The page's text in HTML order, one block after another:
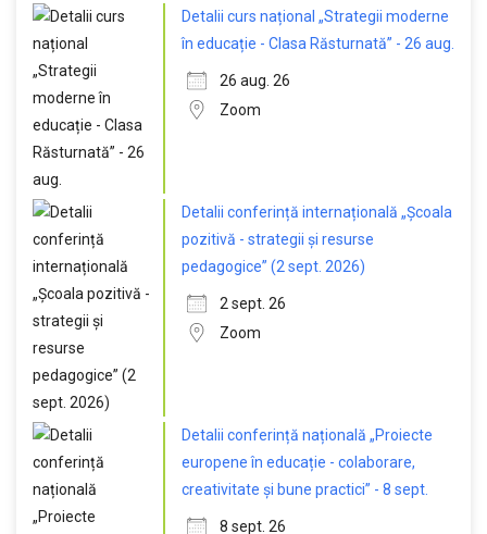
Detalii curs național „Strategii moderne
în educație - Clasa Răsturnată” - 26 aug.
26 aug. 26
Zoom
Detalii conferință internațională „Școala
pozitivă - strategii și resurse
pedagogice” (2 sept. 2026)
2 sept. 26
Zoom
Detalii conferință națională „Proiecte
europene în educație - colaborare,
creativitate și bune practici” - 8 sept.
8 sept. 26